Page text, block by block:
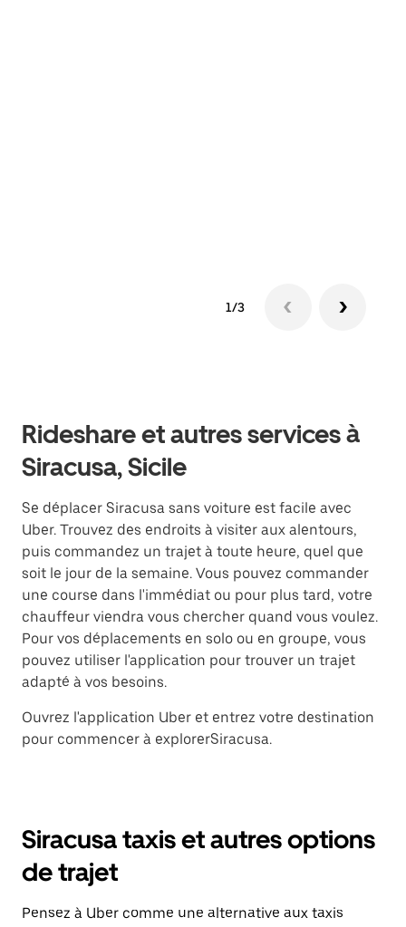
1/3
Rideshare et autres services à
Siracusa, Sicile
Se déplacer Siracusa sans voiture est facile avec
Uber. Trouvez des endroits à visiter aux alentours,
puis commandez un trajet à toute heure, quel que
soit le jour de la semaine. Vous pouvez commander
une course dans l'immédiat ou pour plus tard, votre
chauffeur viendra vous chercher quand vous voulez.
Pour vos déplacements en solo ou en groupe, vous
pouvez utiliser l'application pour trouver un trajet
adapté à vos besoins.
Ouvrez l'application Uber et entrez votre destination
pour commencer à explorerSiracusa.
Siracusa taxis et autres options
de trajet
Pensez à Uber comme une alternative aux taxis